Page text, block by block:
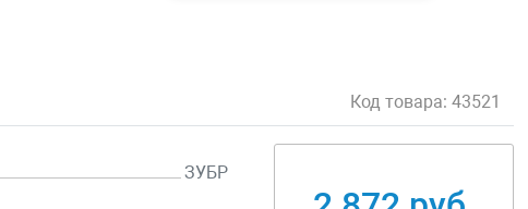
Код товара: 43521
ЗУБР